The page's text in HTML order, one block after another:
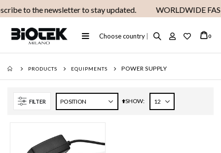
to the newsletter to stay updated. WORLDWIDE
Toggle
Nav
Choose country Cart
0
PRODUCTS EQUIPMENTS POWER SUPPLY
FILTER Set
SHOW